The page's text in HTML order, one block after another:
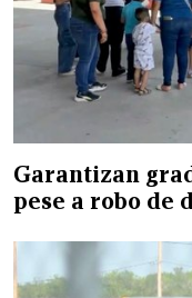
Garantizan
pese a robo de